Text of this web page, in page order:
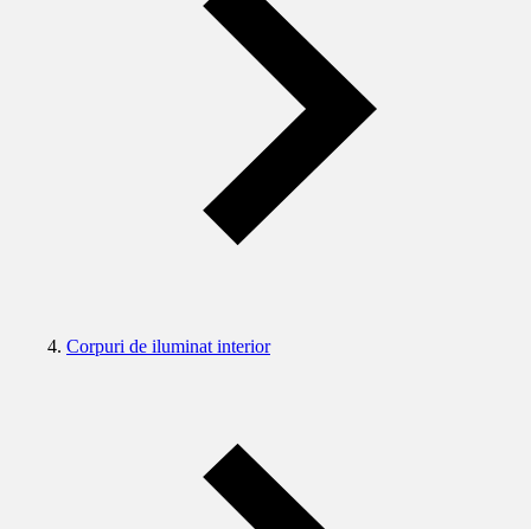
Corpuri de iluminat interior